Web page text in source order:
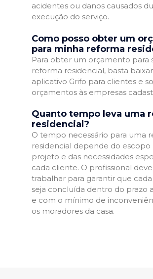
acidentes ou danos causados
execução do serviço.
Como posso obter um
para minha reforma
Para obter um orçamento para
reforma residencial, basta
aplicativo Grifo para clientes e
orçamentos às empresas
Quanto tempo leva uma
residencial?
O tempo necessário para uma
residencial depende do escopo
projeto e das necessidades
cada cliente. O profissional
trabalhar para garantir que
seja concluída dentro do prazo
e com o mínimo de
os moradores da casa.